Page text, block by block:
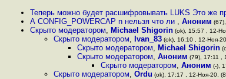
Теперь можно будет расшифровывать LUKS Это же
А CONFIG_POWERCAP n нельзя что ли , Аноним
Скрыто модератором, Michael Shigorin (ok), 15:57 , 12-
Скрыто модератором, Ivan_83 (ok), 16:10 , 12-Ноя-
Скрыто модератором, Michael Shigorin
Скрыто модератором, Аноним (79), 17:11 ,
Скрыто модератором, Аноним (-),
Скрыто модератором, Ordu (ok), 17:17 , 12-Ноя-20,